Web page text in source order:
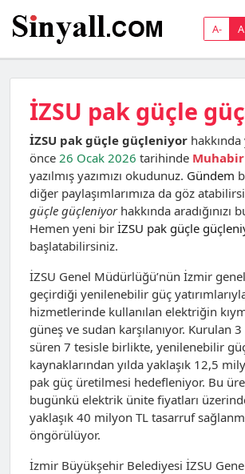
A- A
İZSU pak güçle
İZSU pak güçle güçleniyor
önce 26 Ocak 2026 tarihinde Muhabir
yazılmış yazımızı okudunuz. Gündem
diğer paylaşımlarımıza da göz
güçle güçleniyorhakkında aradığınızı
Hemen yeni bir İZSU pak güçle
başlatabilirsiniz.
İZSU Genel Müdürlüğü’nün İzmir
geçirdiği yenilenebilir güç
hizmetlerinde kullanılan elektriğin
güneş ve sudan karşılanıyor. Kurulan
süren 7 tesisle birlikte, yenilenebilir
kaynaklarından yılda yaklaşık 12,5
pak güç üretilmesi hedefleniyor. Bu
bugünkü elektrik ünite fiyatları
yaklaşık 40 milyon TL tasarruf
öngörülüyor.
İzmir Büyükşehir Belediyesi İZSU